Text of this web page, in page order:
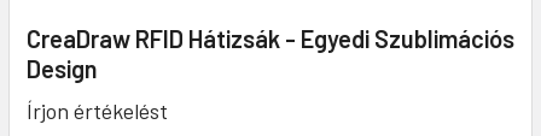
CreaDraw RFID Hátizsák - Egyedi Szublimációs
Design
Írjon értékelést